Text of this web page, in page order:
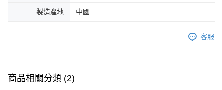
製造產地 中國
客服
商品相關分類 (2)